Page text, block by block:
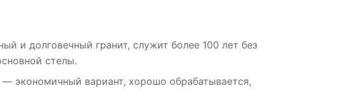
и долговечный гранит, служит более 100 лет без
стелы.
— экономичный вариант, хорошо обрабатывается,